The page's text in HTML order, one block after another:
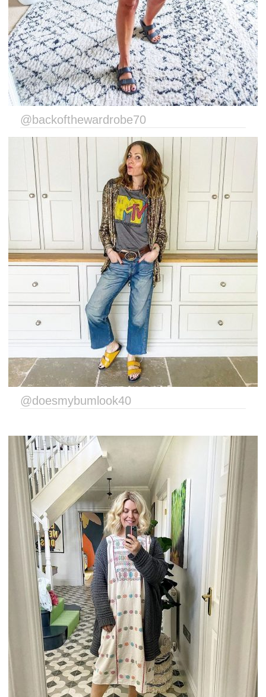
@backofthewardrobe70
@doesmybumlook40